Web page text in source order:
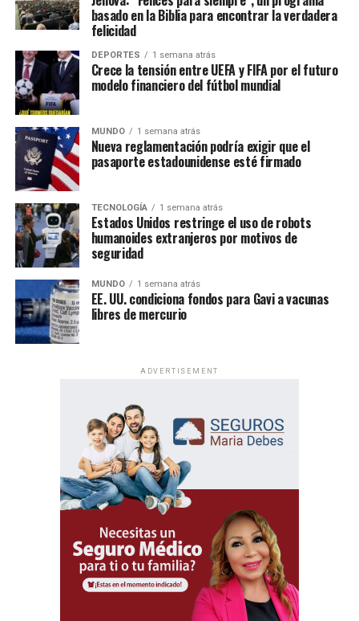
Enfoque Now es una plataforma digital dedicada a conectar e
que suceden a nivel local e internacional.
Un evento de alcance mundial
Las Asambleas Regionales “Felices para siempre” se
celebran en más de 230 países, mediante la organización
de más de 6,000 asambleas presentadas en más de 500
idiomas.
Por su parte, las Asambleas Internacionales ofrecerán el
programa en 36 idiomas, incluidos 11 lenguas de señas,
permitiendo que personas de diversas culturas e idiomas
internacionales participarán en actividades de predicación
local y en oportunidades de intercambio de ánimo con
hermanos de distintas partes del mundo.
Al igual que las asambleas regionales, la entrada a todas
las asambleas internacionales es completamente gratuita
y no se realizan colectas de dinero.
La información oficial sobre fechas, lugares y el programa
completo de las Asambleas Regionales e Internacionales
basado en la Biblia para encontrar la verdadera
felicidad
DEPORTES 1 semana atrás
Crece la tensión entre UEFA y FIFA por el futuro
modelo financiero del fútbol mundial
MUNDO 1 semana atrás
Nueva reglamentación podría exigir que el
pasaporte estadounidense esté firmado
TECNOLOGÍA 1 semana atrás
Estados Unidos restringe el uso de robots
humanoides extranjeros por motivos de
seguridad
MUNDO 1 semana atrás
EE. UU. condiciona fondos para Gavi a vacunas
libres de mercurio
ADVERTISEMENT